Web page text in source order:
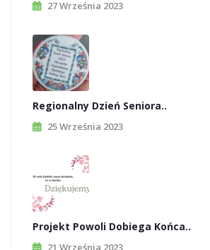
27 Września 2023
Regionalny Dzień Seniora..
25 Września 2023
Projekt Powoli Dobiega Końca..
21 Września 2023